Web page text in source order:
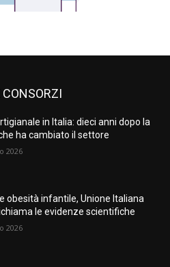
in Italia: dieci anni dopo la
ha cambiato il settore
2026
obesità infantile, Unione Italiana
le evidenze scientifiche
2026